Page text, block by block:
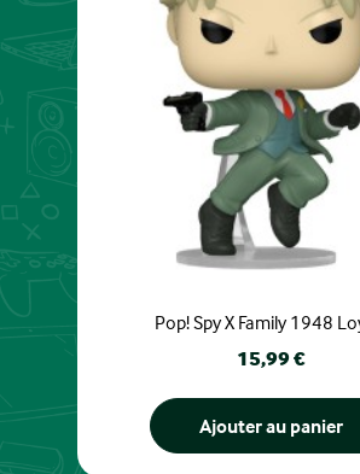
Pop! Spy X Family 1948
Prix
15,99 €
Ajouter au panier